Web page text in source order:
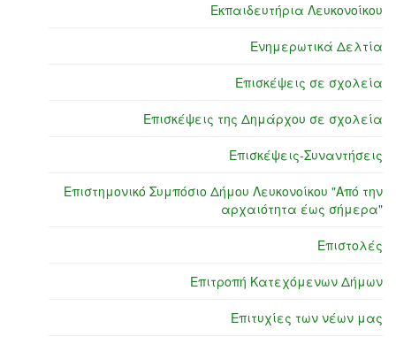
Εκπαιδευτήρια Λευκονοίκου
Ενημερωτικά Δελτία
Επισκέψεις σε σχολεία
Επισκέψεις της Δημάρχου σε σχολεία
Επισκέψεις-Συναντήσεις
Επιστημονικό Συμπόσιο Δήμου Λευκονοίκου "Από την
αρχαιότητα έως σήμερα"
Επιστολές
Επιτροπή Κατεχόμενων Δήμων
Επιτυχίες των νέων μας